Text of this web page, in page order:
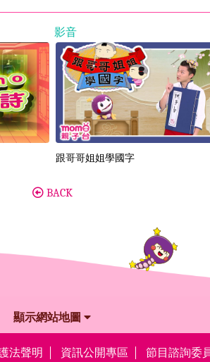
影音
跟哥哥姐姐學國字
BACK
顯示網站地圖
法聲明 資訊公開專區 節目諮詢委